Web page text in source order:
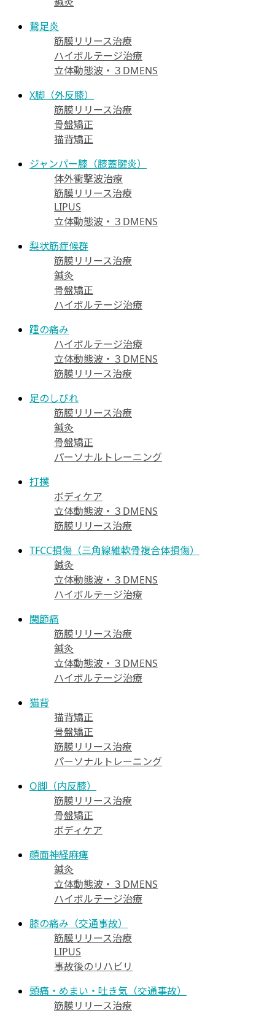
鵞足炎
筋膜リリース治療
ハイボルテージ治療
立体動態波・３DMENS
X脚（外反膝）
筋膜リリース治療
骨盤矯正
猫背矯正
ジャンパー膝（膝蓋腱炎）
体外衝撃波治療
筋膜リリース治療
LIPUS
立体動態波・３DMENS
梨状筋症候群
筋膜リリース治療
鍼灸
骨盤矯正
ハイボルテージ治療
踵の痛み
ハイボルテージ治療
立体動態波・３DMENS
筋膜リリース治療
足のしびれ
筋膜リリース治療
鍼灸
骨盤矯正
パーソナルトレーニング
打撲
ボディケア
立体動態波・３DMENS
筋膜リリース治療
TFCC損傷（三角線維軟骨複合体損傷）
鍼灸
立体動態波・３DMENS
ハイボルテージ治療
関節痛
筋膜リリース治療
鍼灸
立体動態波・３DMENS
ハイボルテージ治療
猫背
猫背矯正
骨盤矯正
筋膜リリース治療
パーソナルトレーニング
O脚（内反膝）
筋膜リリース治療
骨盤矯正
ボディケア
顔面神経麻痺
鍼灸
立体動態波・３DMENS
ハイボルテージ治療
膝の痛み（交通事故）
筋膜リリース治療
LIPUS
事故後のリハビリ
頭痛・めまい・吐き気（交通事故）
筋膜リリース治療